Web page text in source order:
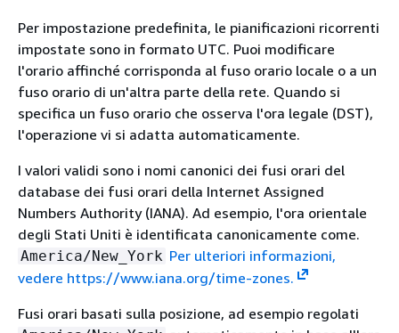
Per impostazione predefinita, le pianificazioni ricorrenti
impostate sono in formato UTC. Puoi modificare
l'orario affinché corrisponda al fuso orario locale o a un
fuso orario di un'altra parte della rete. Quando si
specifica un fuso orario che osserva l'ora legale (DST),
l'operazione vi si adatta automaticamente.
I valori validi sono i nomi canonici dei fusi orari del
database dei fusi orari della Internet Assigned
Numbers Authority (IANA). Ad esempio, l'ora orientale
degli Stati Uniti è identificata canonicamente come.
America/New_York Per ulteriori informazioni,
vedere https://www.iana.org/time-zones.
Fusi orari basati sulla posizione, ad esempio regolati